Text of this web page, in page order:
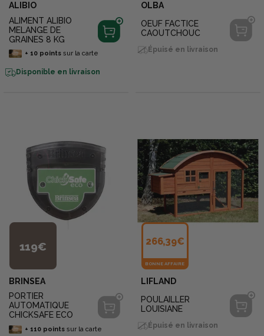
ALIBIO
ALIMENT ALIBIO
MELANGE DE
GRAINES 8 KG
+ 10pointssur la carte
Disponible en livraison
OLBA
OEUF FACTICE
CAOUTCHOUC
Épuisé en livraison
119€
BRINSEA
PORTIER
AUTOMATIQUE
CHICKSAFE ECO
+ 110pointssur la carte
266,39€
BONNE AFFAIRE
LIFLAND
POULAILLER
LOUISIANE
Épuisé en livraison